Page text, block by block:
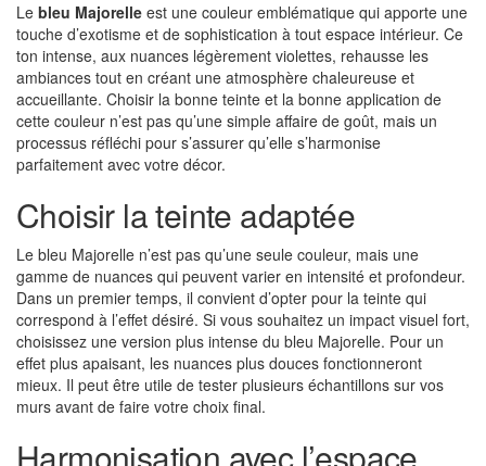
Le bleu Majorelle est une couleur emblématique qui apporte une
touche d’exotisme et de sophistication à tout espace intérieur. Ce
ton intense, aux nuances légèrement violettes, rehausse les
ambiances tout en créant une atmosphère chaleureuse et
accueillante. Choisir la bonne teinte et la bonne application de
cette couleur n’est pas qu’une simple affaire de goût, mais un
processus réfléchi pour s’assurer qu’elle s’harmonise
parfaitement avec votre décor.
Choisir la teinte adaptée
Le bleu Majorelle n’est pas qu’une seule couleur, mais une
gamme de nuances qui peuvent varier en intensité et profondeur.
Dans un premier temps, il convient d’opter pour la teinte qui
correspond à l’effet désiré. Si vous souhaitez un impact visuel fort,
choisissez une version plus intense du bleu Majorelle. Pour un
effet plus apaisant, les nuances plus douces fonctionneront
mieux. Il peut être utile de tester plusieurs échantillons sur vos
murs avant de faire votre choix final.